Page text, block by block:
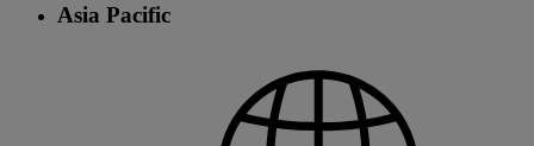
Asia Pacific